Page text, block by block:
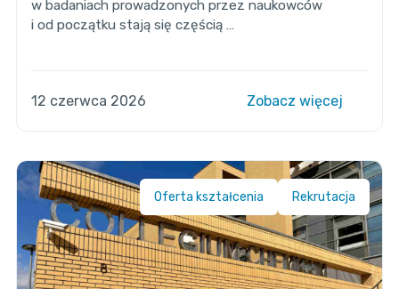
w badaniach prowadzonych przez naukowców
i od początku stają się częścią …
12 czerwca 2026 Zobacz więcej
Oferta kształcenia Rekrutacja